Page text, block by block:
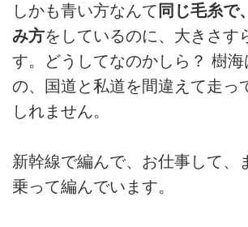
しかも青い方なんて 同じ毛糸で
み方をしているのに、大きさす
す。どうしてなのかしら？ 樹
の、国道と私道を間違えて走っ
しれません。
新幹線で編んで、お仕事して、
乗って編んでいます。